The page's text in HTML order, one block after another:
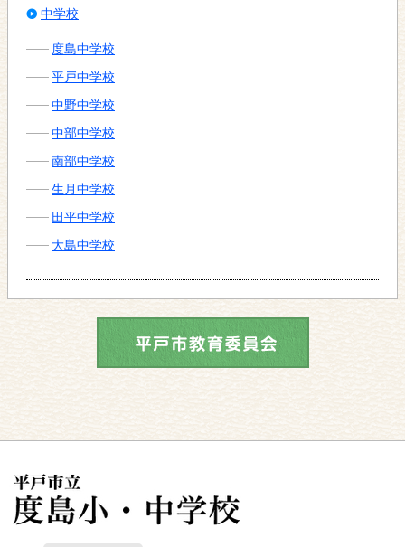
中学校
度島中学校
平戸中学校
中野中学校
中部中学校
南部中学校
生月中学校
田平中学校
大島中学校